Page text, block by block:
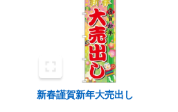
新春謹賀新年大売出し